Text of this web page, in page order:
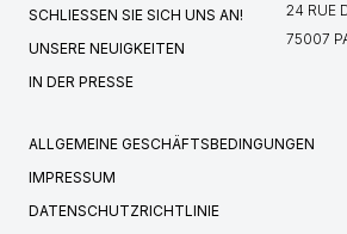
SCHLIESSEN SIE SICH UNS AN!
UNSERE NEUIGKEITEN
IN DER PRESSE
24 RUE
75007
ALLGEMEINE GESCHÄFTSBEDINGUNGEN
IMPRESSUM
DATENSCHUTZRICHTLINIE